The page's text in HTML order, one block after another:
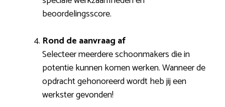
beoordelingsscore.
Rond de aanvraag af
Selecteer meerdere schoonmakers die in
potentie kunnen komen werken. Wanneer de
opdracht gehonoreerd wordt heb jij een
werkster gevonden!